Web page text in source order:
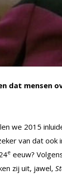
dat mensen
we 2015
van dat ook
e eeuw?
zij uit, jawel,